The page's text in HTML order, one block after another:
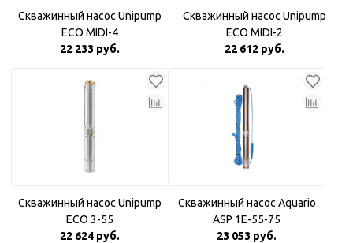
Скважинный насос Unipump
ECO MIDI-4
22 233 руб.
Скважинный насос Unipump
ECO MIDI-2
22 612 руб.
Скважинный насос Unipump
ECO 3-55
22 624 руб.
Скважинный насос Aquario
ASP 1E-55-75
23 053 руб.